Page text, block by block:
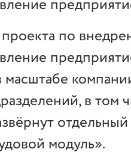
по
масштабе
в том
модуль».